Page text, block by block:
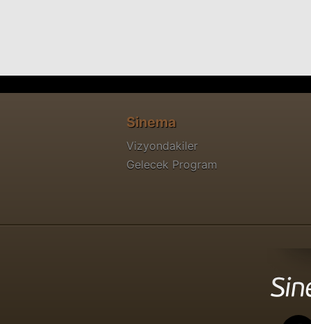
Sinema
Vizyondakiler
Gelecek Program